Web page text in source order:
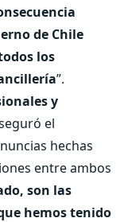
de Chile
los
”.
y
el
hechas
entre ambos
son las
hemos tenido